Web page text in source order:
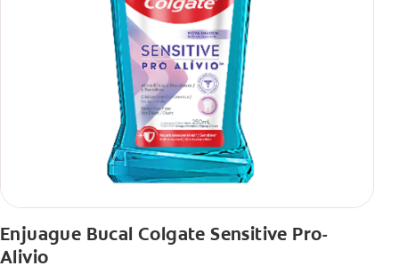
Enjuague Bucal Colgate Sensitive Pro-
Alivio